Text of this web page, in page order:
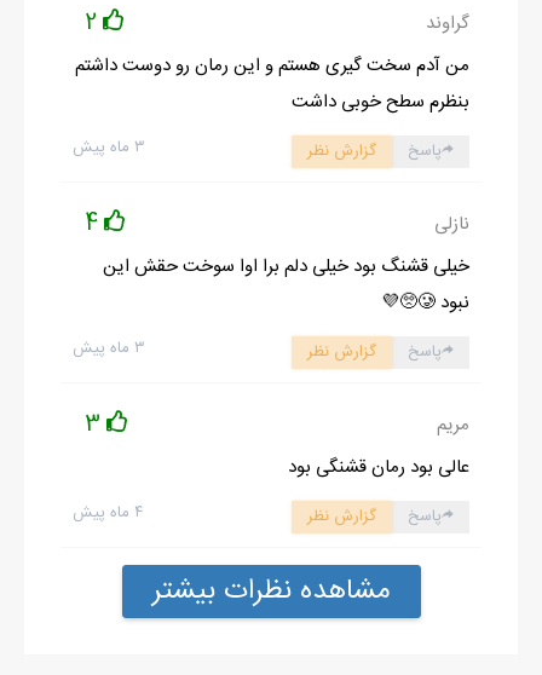
گراوند 2
من آدم سخت گیری هستم و این رمان رو دوست داشتم
بنظرم سطح خوبی داشت
۳ ماه پیش پاسخ گزارش نظر
نازلی 4
خیلی قشنگ بود خیلی دلم برا اوا سوخت حقش این
نبود 🥲🥺💜
۳ ماه پیش پاسخ گزارش نظر
مریم 3
عالی بود رمان قشنگی بود
۴ ماه پیش پاسخ گزارش نظر
مشاهده نظرات بیشتر